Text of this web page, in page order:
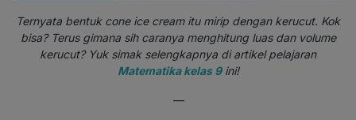
Ternyata bentuk cone ice cream itu mirip dengan kerucut. Kok
bisa? Terus gimana sih caranya menghitung luas dan volume
kerucut? Yuk simak selengkapnya di artikel pelajaran
Matematika kelas 9ini!
—